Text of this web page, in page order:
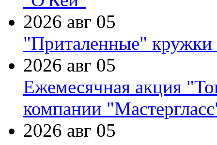
2026 авг 05
"Приталенные" кружки
2026 авг 05
Ежемесячная акция
компании
2026 авг 05